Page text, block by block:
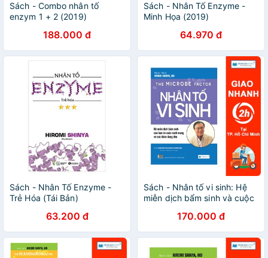
Sách - Combo nhân tố
enzym 1 + 2 (2019)
188.000 đ
Sách - Nhân Tố Enzyme -
Minh Họa (2019)
64.970 đ
Sách - Nhân Tố Enzyme -
Trẻ Hóa (Tái Bản)
63.200 đ
Sách - Nhân tố vi sinh: Hệ
miễn dịch bẩm sinh và cuộc
đang đến170.000 đ